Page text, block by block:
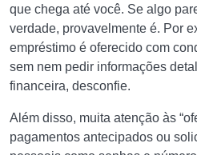
que chega até você. Se algo
verdade, provavelmente é. Por
empréstimo é oferecido com
sem nem pedir informações
financeira, desconfie.
Além disso, muita atenção às
pagamentos antecipados ou